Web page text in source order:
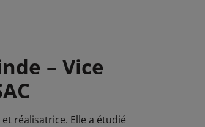
– Vice
réalisatrice. Elle a étudié